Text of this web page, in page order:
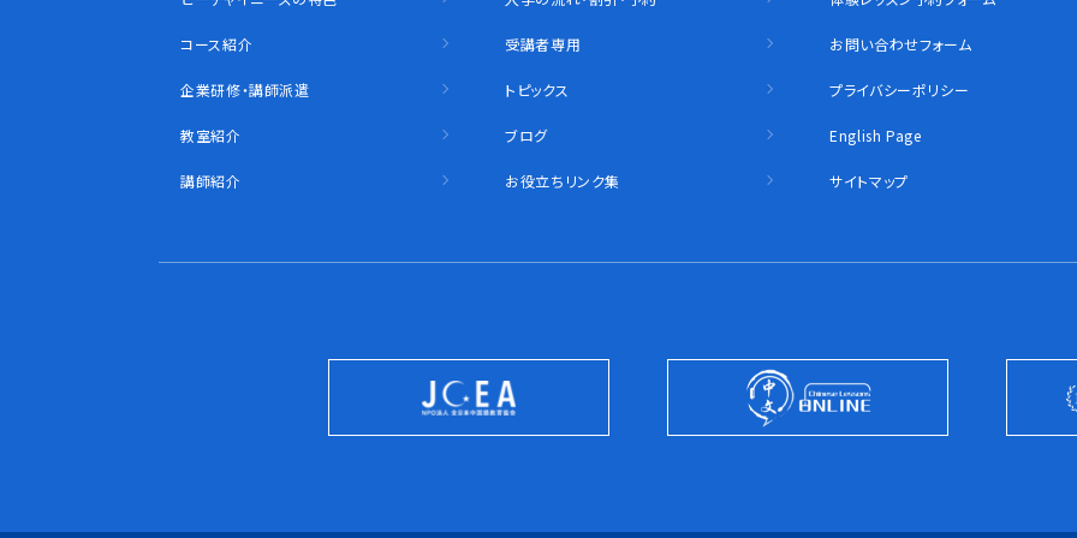
コース紹介
企業研修・講師派遣
教室紹介
講師紹介
受講者専用
トピックス
ブログ
お役立ちリンク集
お問い合わせフォーム
プライバシーポリシー
English Page
サイトマップ